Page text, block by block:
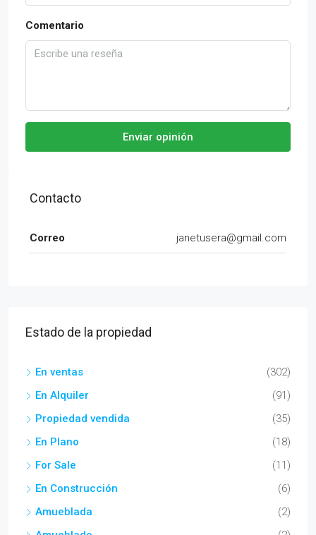
Comentario
Enviar opinión
Contacto
Correo janetusera@gmail.com
Estado de la propiedad
En ventas
(302)
En Alquiler
(91)
Propiedad vendida
(35)
En Plano
(18)
For Sale
(11)
En Construcción
(6)
Amueblada
(2)